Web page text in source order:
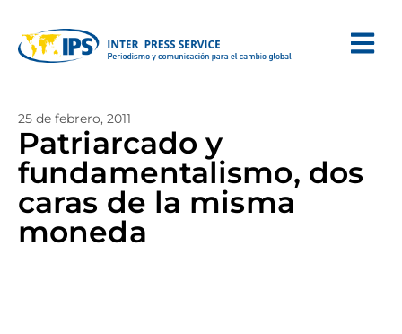
25 de febrero, 2011
Patriarcado y
fundamentalismo, dos
caras de la misma
moneda